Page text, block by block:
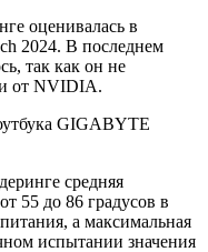
оценивалась в
2024. В последнем
так как он не
от NVIDIA.
средняя
55 до 86 градусов в
а максимальная
испытании значения